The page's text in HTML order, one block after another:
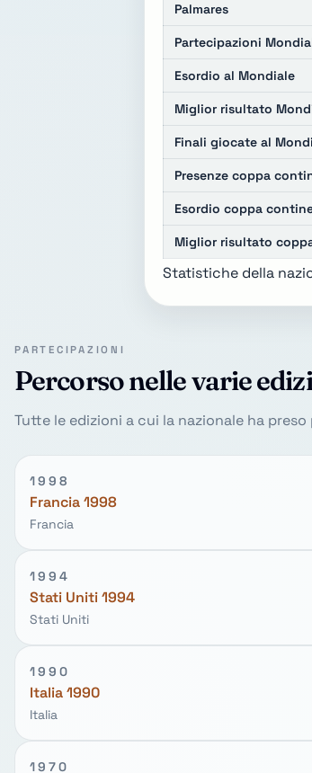
Palmares
Partecipazioni
Esordio al Mondiale
Miglior risultato
Finali giocate al
Presenze coppa
Esordio coppa
Miglior risultato
Statistiche della
PARTECIPAZIONI
Percorso nelle varie
Tutte le edizioni a cui la nazionale ha
1998
Francia 1998
Francia
1994
Stati Uniti 1994
Stati Uniti
1990
Italia 1990
Italia
1970